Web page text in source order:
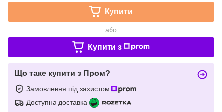
Купити
або
Купити з
Що таке купити з Пром?
Замовлення під захистом
Доступна доставка